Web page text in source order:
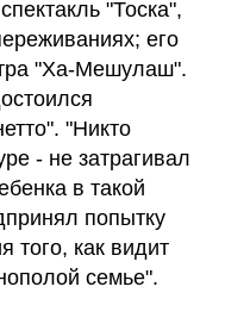
"Тоска",
его
"Ха-Мешулаш".
"Никто
- не затрагивал
в такой
попытку
того, как видит
семье".